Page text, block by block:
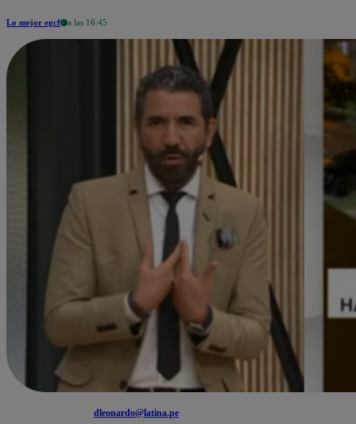
Lo mejor egcf a las 16:45
dleonardo@latina.pe